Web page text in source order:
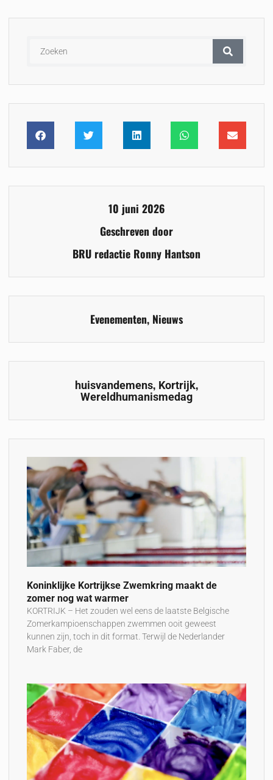
10 juni 2026
Geschreven door
BRU redactie Ronny Hantson
Evenementen, Nieuws
huisvandemens, Kortrijk,
Wereldhumanismedag
Koninklijke Kortrijkse Zwemkring maakt de
zomer nog wat warmer
KORTRIJK – Het zouden wel eens de laatste Belgische
Zomerkampioenschappen zwemmen ooit geweest
kunnen zijn, toch in dit format. Terwijl de Nederlander
Mark Faber, de